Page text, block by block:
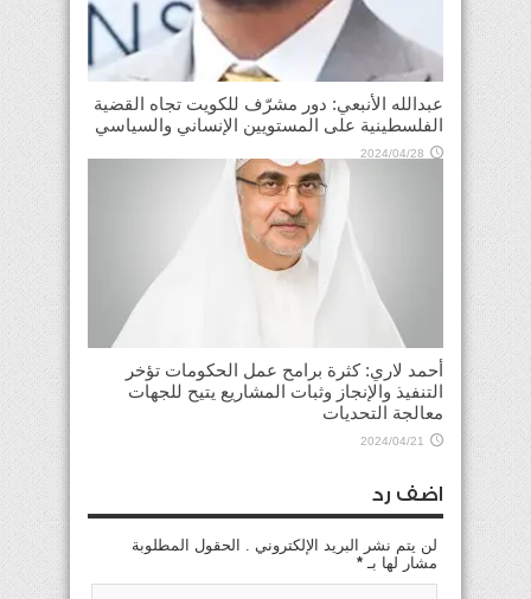
عبدالله الأنبعي: دور مشرّف للكويت تجاه القضية
الفلسطينية على المستويين الإنساني والسياسي
2024/04/28
أحمد لاري: كثرة برامح عمل الحكومات تؤخر
التنفيذ والإنجاز وثبات المشاريع يتيح للجهات
معالجة التحديات
2024/04/21
اضف رد
لن يتم نشر البريد الإلكتروني . الحقول المطلوبة
مشار لها بـ *